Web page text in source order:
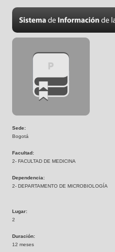
Sede:
Bogotá
Facultad:
2- FACULTAD DE MEDICINA
Dependencia:
2- DEPARTAMENTO DE MICROBIOLOGÍA
Lugar:
2
Duración:
12 meses